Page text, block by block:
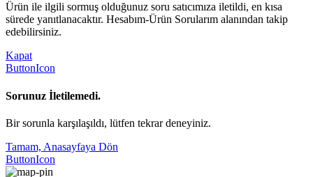
Ürün ile ilgili sormuş olduğunuz soru satıcımıza iletildi, en kısa
sürede yanıtlanacaktır. Hesabım-Ürün Sorularım alanından takip
edebilirsiniz.
Kapat
ButtonIcon
Sorunuz İletilemedi.
Bir sorunla karşılaşıldı, lütfen tekrar deneyiniz.
Tamam, Anasayfaya Dön
ButtonIcon